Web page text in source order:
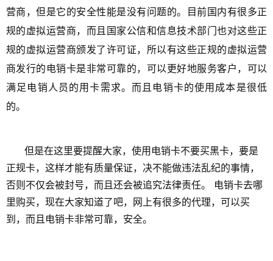
营商，但是它的安全性能是没有问题的。目前国内有很多正
规的虚拟运营商，而且国家公信和信息技术部门也对这些正
规的虚拟运营商颁发了许可证，所以有这些正规的虚拟运营
商发行的电销卡是非常可靠的，可以更好地服务客户，可以
满足电销人员的用卡需求。而且电销卡的使用成本是很低
的。
但是在这里要提醒大家，使用电销卡不要买黑卡，要是
正规卡，这样才能有质量保证，决不能做违法乱纪的事情，
否则不仅会被封号，而且还会被追究法律责任。 电销卡去哪
里购买，现在大家知道了吧，网上有很多的代理，可以买
到，而且电销卡非常可靠，安全。